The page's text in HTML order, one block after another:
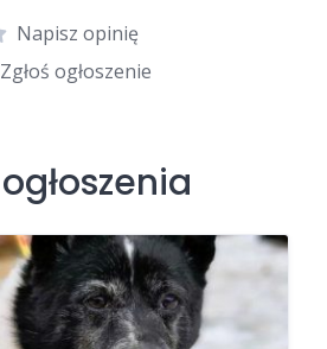
Napisz opinię
Zgłoś ogłoszenie